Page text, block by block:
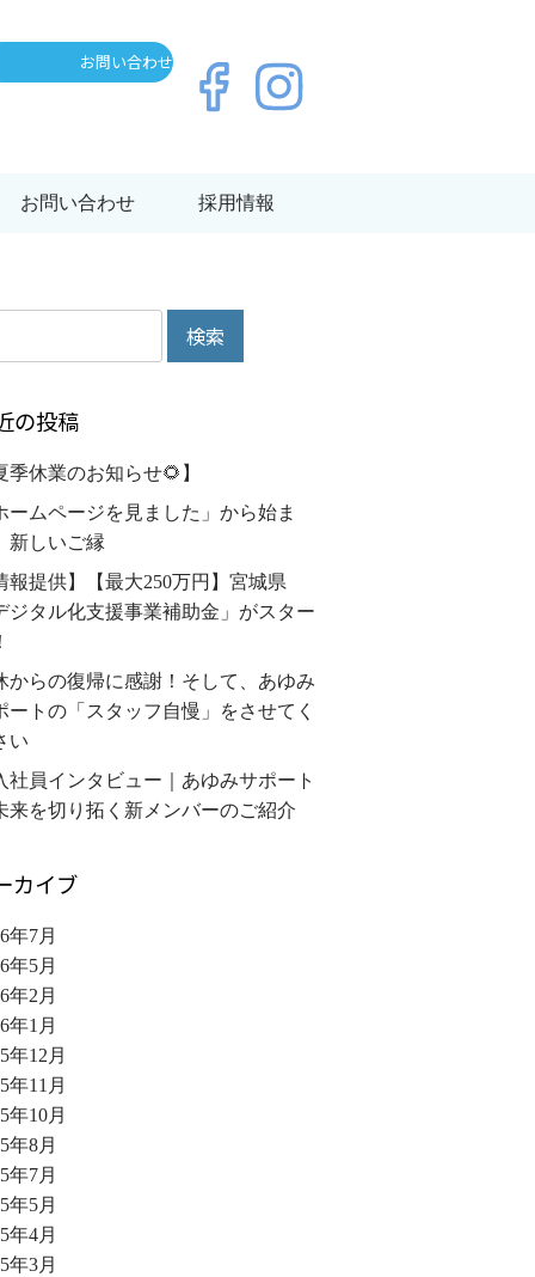
お問い合わせ
お問い合わせ 採用情報
の投稿
季休業のお知らせ🌻】
ームページを見ました」から始ま
新しいご縁
報提供】【最大250万円】宮城県
ジタル化支援事業補助金」がスター
からの復帰に感謝！そして、あゆみ
ートの「スタッフ自慢」をさせてく
い
社員インタビュー｜あゆみサポート
来を切り拓く新メンバーのご紹介
カイブ
年7月
年5月
年2月
年1月
年12月
年11月
年10月
年8月
年7月
年5月
年4月
年3月